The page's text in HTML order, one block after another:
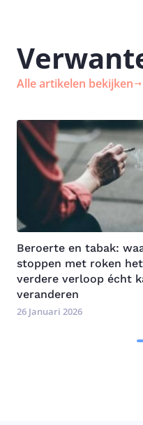
Alle artikelen bekijken
Image
Beroerte en tabak:
stoppen met roken het
verdere verloop écht
veranderen
26 Januari 2026